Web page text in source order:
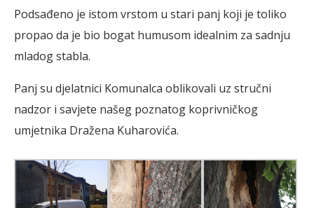
Podsađeno je istom vrstom u stari panj koji je toliko
propao da je bio bogat humusom idealnim za sadnju
mladog stabla.
Panj su djelatnici Komunalca oblikovali uz stručni
nadzor i savjete našeg poznatog koprivničkog
umjetnika Dražena Kuharovića.